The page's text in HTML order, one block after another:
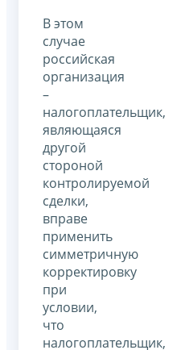
В этом
случае
российская
организация
–
налогоплательщик,
являющаяся
другой
стороной
контролируемой
сделки,
вправе
применить
симметричную
корректировку
при
условии,
что
налогоплательщик,